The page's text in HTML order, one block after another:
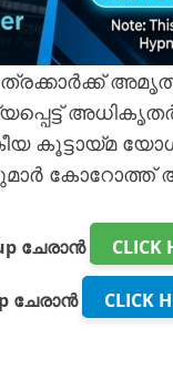
കൂട്ടായ്മ
കോറോത്ത്
ചേരാൻ CLICK
ചേരാൻ CLICK